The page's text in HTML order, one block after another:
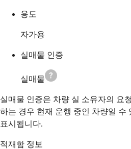
용도
자가용
실매물 인증
실매물
실매물 인증은 차량 실 소유자의 요
하는 경우 현재 운행 중인 차량일 수
표시됩니다.
적재함 정보